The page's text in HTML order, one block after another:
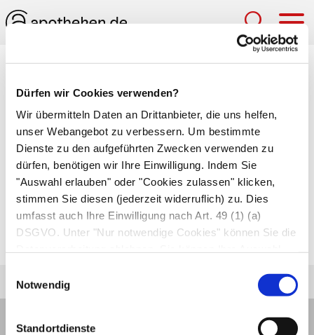
Dürfen wir Cookies verwenden?
Wir übermitteln Daten an Drittanbieter, die uns helfen,
unser Webangebot zu verbessern. Um bestimmte
Dienste zu den aufgeführten Zwecken verwenden zu
dürfen, benötigen wir Ihre Einwilligung. Indem Sie
"Auswahl erlauben" oder "Cookies zulassen" klicken,
stimmen Sie diesen (jederzeit widerruflich) zu. Dies
umfasst auch Ihre Einwilligung nach Art. 49 (1) (a)
DSGVO. Unter "Nur notwendige Cookies" können Sie die
Notwendig
Standortdienste
Medizinlexikon
Wasserglasmethode
Einnahmeverfahren fürhomöopathische Mittel
Bachblüten undSchüßler-Salze . Dazu löst der
Patient morgens die entsprechenden Tabletten,
Tropfen oderGlobuliin einem Glas Wasser, das
er in kleinen Schlucken über den Tag verteilt
trinkt.